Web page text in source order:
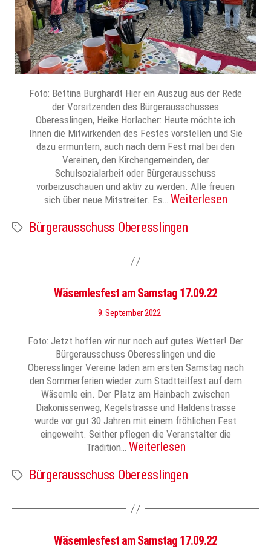
Foto: Bettina Burghardt Hier ein Auszug aus der Rede
der Vorsitzenden des Bürgerausschusses
Oberesslingen, Heike Horlacher: Heute möchte ich
Ihnen die Mitwirkenden des Festes vorstellen und Sie
dazu ermuntern, auch nach dem Fest mal bei den
Vereinen, den Kirchengemeinden, der
Schulsozialarbeit oder Bürgerausschuss
vorbeizuschauen und aktiv zu werden. Alle freuen
sich über neue Mitstreiter. Es… Weiterlesen
Schlagwörter
Bürgerausschuss Oberesslingen
Wäsemlesfest am Samstag 17.09.22
9. September 2022
Foto: Jetzt hoffen wir nur noch auf gutes Wetter! Der
Bürgerausschuss Oberesslingen und die
Oberesslinger Vereine laden am ersten Samstag nach
den Sommerferien wieder zum Stadtteilfest auf dem
Wäsemle ein. Der Platz am Hainbach zwischen
Diakonissenweg, Kegelstrasse und Haldenstrasse
wurde vor gut 30 Jahren mit einem fröhlichen Fest
eingeweiht. Seither pflegen die Veranstalter die
Tradition… Weiterlesen
Schlagwörter
Bürgerausschuss Oberesslingen
Wäsemlesfest am Samstag 17.09.22